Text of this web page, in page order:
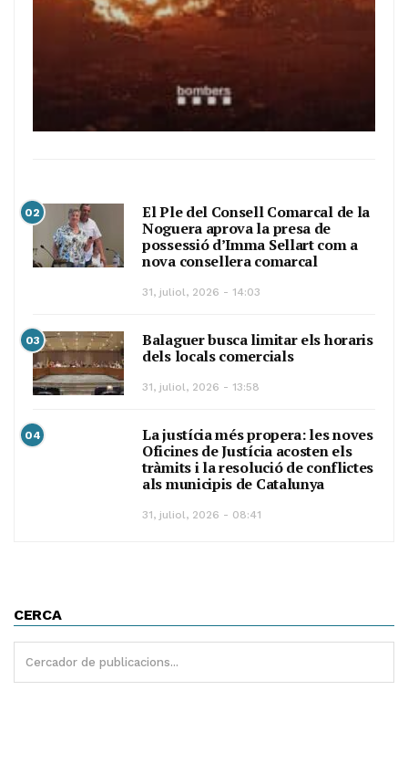
02
El Ple del Consell Comarcal de la
Noguera aprova la presa de
possessió d’Imma Sellart com a
nova consellera comarcal
31, juliol, 2026 - 14:03
03
Balaguer busca limitar els horaris
dels locals comercials
31, juliol, 2026 - 13:58
04
La justícia més propera: les noves
Oficines de Justícia acosten els
tràmits i la resolució de conflictes
als municipis de Catalunya
31, juliol, 2026 - 08:41
CERCA